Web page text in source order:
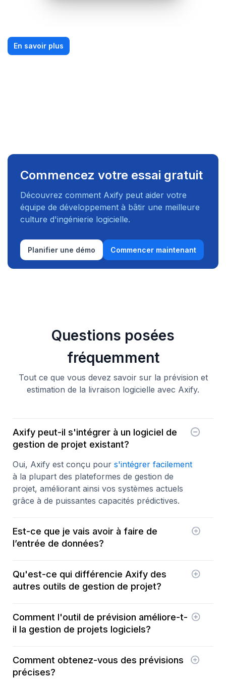
En savoir plus
Commencez votre essai gratuit
Découvrez comment Axify peut aider votre
équipe de développement à bâtir une meilleure
culture d'ingénierie logicielle.
Planifier une démo Commencer maintenant
Questions posées
fréquemment
Tout ce que vous devez savoir sur la prévision et
estimation de la livraison logicielle avec Axify.
Axify peut-il s'intégrer à un logiciel de
gestion de projet existant?
Oui, Axify est conçu pour s'intégrer facilement
à la plupart des plateformes de gestion de
projet, améliorant ainsi vos systèmes actuels
grâce à de puissantes capacités prédictives.
Est-ce que je vais avoir à faire de
l’entrée de données?
de vos outils, tout simplement.
Qu'est-ce qui différencie Axify des
autres outils de gestion de projet?
traditionnels qui se concentrent sur le suivi et
les rapports, Axify se spécialise dans l'analyse
aident à gérer de manière préventive les retards
potentiels et à optimiser les processus de
Comment l'outil de prévision améliore-t-
il la gestion de projets logiciels?
dates de livraison des projets, l'outil aide les
équipes à gérer plus efficacement leurs
Comment obtenez-vous des prévisions
précises?